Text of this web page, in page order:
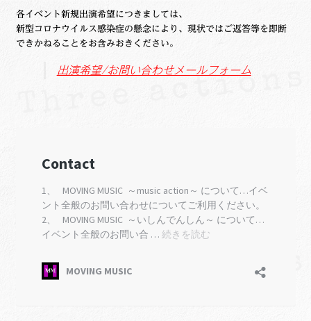
各イベント新規出演希望につきましては、
新型コロナウイルス感染症の懸念により、現状ではご返答等を即断
できかねることをお含みおきください。
出演希望/お問い合わせメールフォーム